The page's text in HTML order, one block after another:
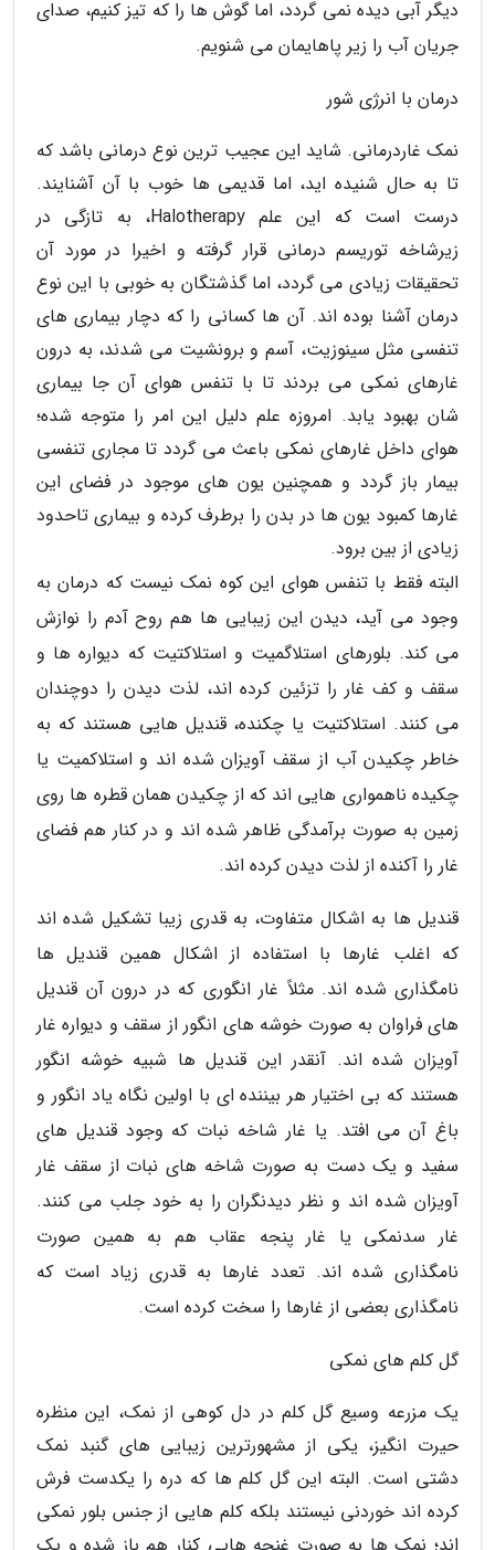
دیگر آبی دیده نمی گردد، اما گوش ها را که تیز کنیم، صدای
جریان آب را زیر پاهایمان می شنویم.
درمان با انرژی شور
نمک غاردرمانی. شاید این عجیب ترین نوع درمانی باشد که
تا به حال شنیده اید، اما قدیمی ها خوب با آن آشنایند.
درست است که این علم Halotherapy، به تازگی در
زیرشاخه توریسم درمانی قرار گرفته و اخیرا در مورد آن
تحقیقات زیادی می گردد، اما گذشتگان به خوبی با این نوع
درمان آشنا بوده اند. آن ها کسانی را که دچار بیماری های
تنفسی مثل سینوزیت، آسم و برونشیت می شدند، به درون
غارهای نمکی می بردند تا با تنفس هوای آن جا بیماری
شان بهبود یابد. امروزه علم دلیل این امر را متوجه شده؛
هوای داخل غارهای نمکی باعث می گردد تا مجاری تنفسی
بیمار باز گردد و همچنین یون های موجود در فضای این
غارها کمبود یون ها در بدن را برطرف کرده و بیماری تاحدود
زیادی از بین برود.
البته فقط با تنفس هوای این کوه نمک نیست که درمان به
وجود می آید، دیدن این زیبایی ها هم روح آدم را نوازش
می کند. بلورهای استلاگمیت و استلاکتیت که دیواره ها و
سقف و کف غار را تزئین کرده اند، لذت دیدن را دوچندان
می کنند. استلاکتیت یا چکنده، قندیل هایی هستند که به
خاطر چکیدن آب از سقف آویزان شده اند و استلاکمیت یا
چکیده ناهمواری هایی اند که از چکیدن همان قطره ها روی
زمین به صورت برآمدگی ظاهر شده اند و در کنار هم فضای
غار را آکنده از لذت دیدن کرده اند.
قندیل ها به اشکال متفاوت، به قدری زیبا تشکیل شده اند
که اغلب غارها با استفاده از اشکال همین قندیل ها
نامگذاری شده اند. مثلاً غار انگوری که در درون آن قندیل
های فراوان به صورت خوشه های انگور از سقف و دیواره غار
آویزان شده اند. آنقدر این قندیل ها شبیه خوشه انگور
هستند که بی اختیار هر بیننده ای با اولین نگاه یاد انگور و
باغ آن می افتد. یا غار شاخه نبات که وجود قندیل های
سفید و یک دست به صورت شاخه های نبات از سقف غار
آویزان شده اند و نظر دیدنگران را به خود جلب می کنند.
غار سدنمکی یا غار پنجه عقاب هم به همین صورت
نامگذاری شده اند. تعدد غارها به قدری زیاد است که
نامگذاری بعضی از غارها را سخت کرده است.
گل کلم های نمکی
یک مزرعه وسیع گل کلم در دل کوهی از نمک، این منظره
حیرت انگیز، یکی از مشهورترین زیبایی های گنبد نمک
دشتی است. البته این گل کلم ها که دره را یکدست فرش
کرده اند خوردنی نیستند بلکه کلم هایی از جنس بلور نمکی